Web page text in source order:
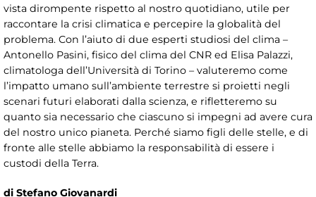
vista dirompente rispetto al nostro quotidiano, utile per
raccontare la crisi climatica e percepire la globalità del
problema. Con l’aiuto di due esperti studiosi del clima –
Antonello Pasini, fisico del clima del CNR ed Elisa Palazzi,
climatologa dell’Università di Torino – valuteremo come
l’impatto umano sull’ambiente terrestre si proietti negli
scenari futuri elaborati dalla scienza, e rifletteremo su
quanto sia necessario che ciascuno si impegni ad avere cura
del nostro unico pianeta. Perché siamo figli delle stelle, e di
fronte alle stelle abbiamo la responsabilità di essere i
custodi della Terra.
di Stefano Giovanardi